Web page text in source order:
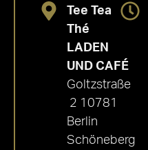
Tee Tea
Thé
LADEN
UND CAFÉ
Goltzstraße
2 10781
Berlin
Schöneberg